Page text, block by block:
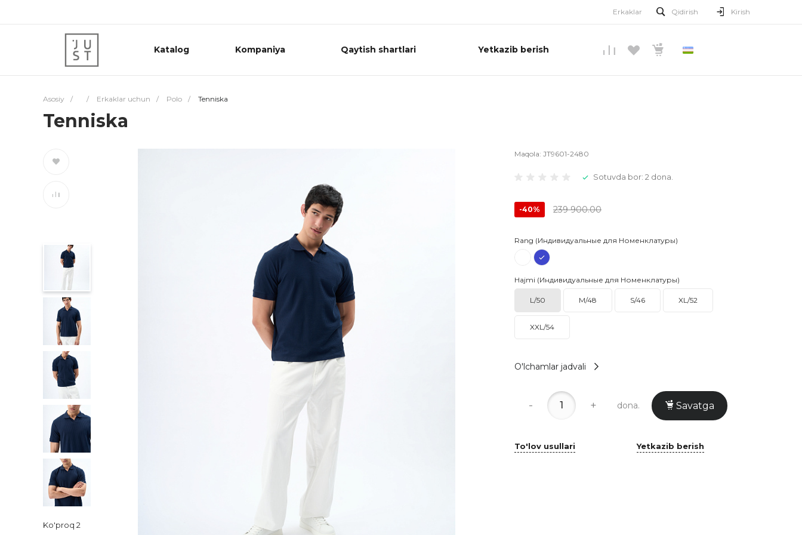
Erkaklar Qidirish Kirish
Katalog Kompaniya Qaytish shartlari Yetkazib berish
Asosiy / / Erkaklar uchun / Polo / Tenniska
Tenniska
Ko'proq 2
Maqola: JT9601-2480
Sotuvda bor: 2 dona.
-40% 239 900.00
Rang (Индивидуальные для Номенклатуры)
Hajmi (Индивидуальные для Номенклатуры)
L/50 M/48 S/46 XL/52
XXL/54
O'lchamlar jadvali
- + dona. Savatga
To'lov usullari Yetkazib berish